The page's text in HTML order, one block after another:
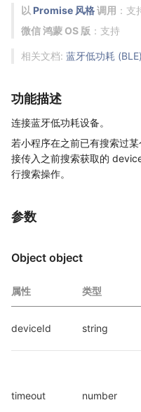
以 Promise 风格调用 ：支
微信 鸿蒙 OS 版 ：支持
相关文档: 蓝牙低功耗 (BLE)
功能描述
连接蓝牙低功耗设备。
若小程序在之前已有搜索过
接传入之前搜索获取的
行搜索操作。
参数
Object object
属性 类型
deviceId string
timeout number